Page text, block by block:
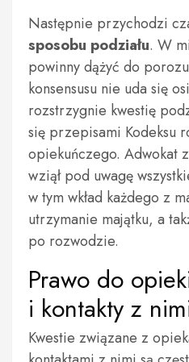
Następnie przychodzi
sposobu podziału. W
powinny dążyć do
konsensusu nie uda się
rozstrzygnie kwestię
się przepisami Kodeksu
opiekuńczego. Adwokat
wziął pod uwagę
w tym wkład każdego z
utrzymanie majątku, a
po rozwodzie.
Prawo do
i kontakty z
Kwestie związane z